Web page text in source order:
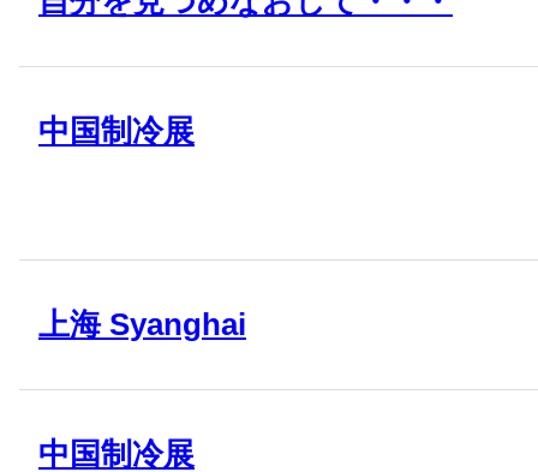
中国制冷展
上海 Syanghai
中国制冷展